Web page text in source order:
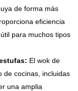
de forma más
eficiencia
para muchos tipos
El wok de
de cocinas, incluidas
una amplia